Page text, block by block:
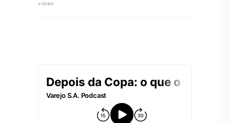
VÍDEO